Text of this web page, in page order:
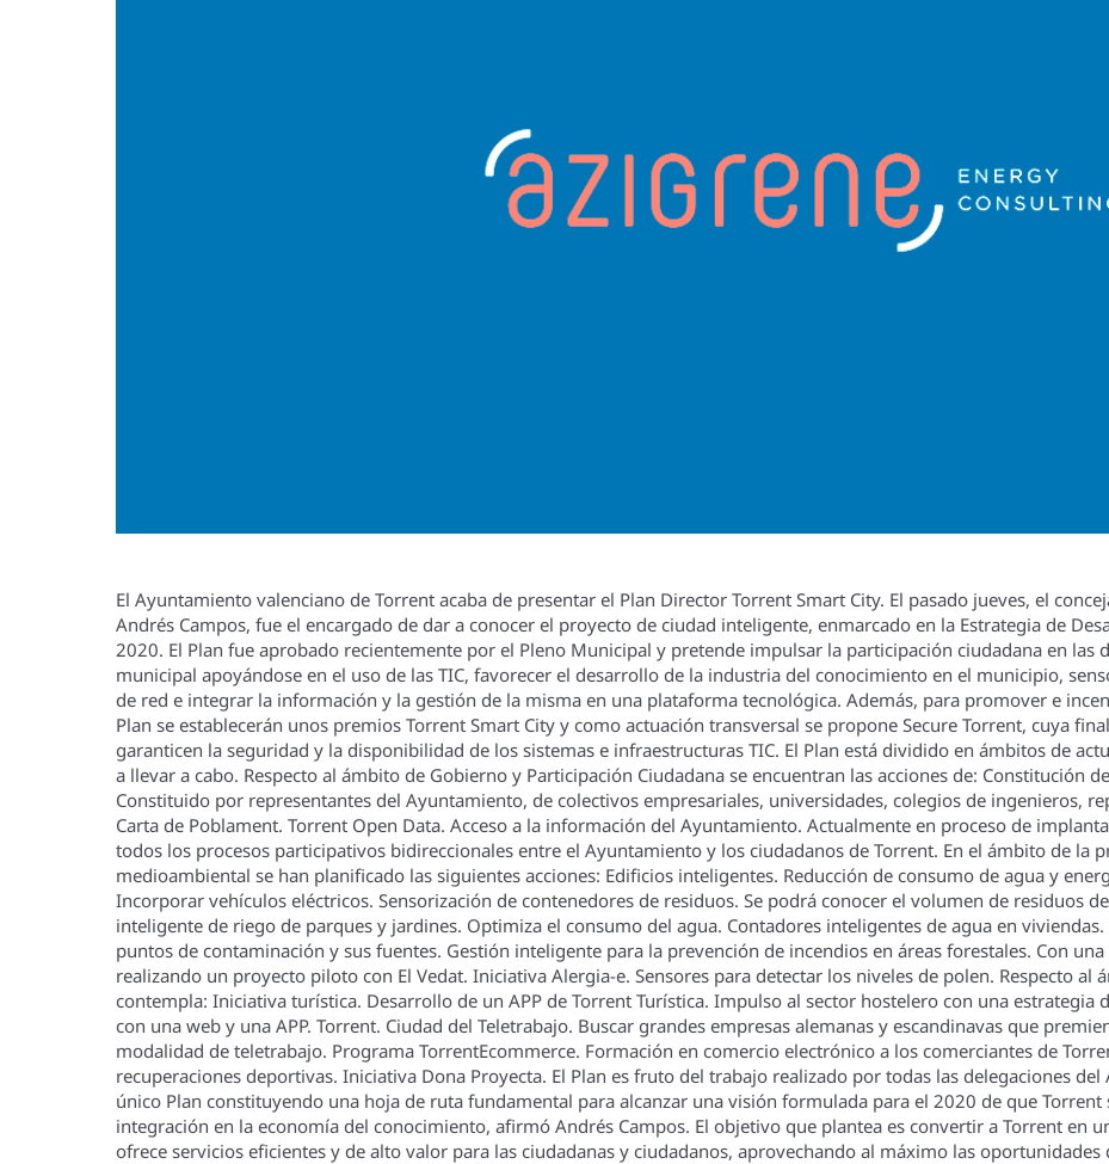
El Ayuntamiento valenciano de Torrent acaba de presentar el Plan Director Torrent Smart City. El pasado jueves, el
Andrés Campos, fue el encargado de dar a conocer el proyecto de ciudad inteligente, enmarcado en la Estrategia de
2020. El Plan fue aprobado recientemente por el Pleno Municipal y pretende impulsar la participación ciudadana en las
municipal apoyándose en el uso de las TIC, favorecer el desarrollo de la industria del conocimiento en el municipio,
de red e integrar la información y la gestión de la misma en una plataforma tecnológica. Además, para promover e
Plan se establecerán unos premios Torrent Smart City y como actuación transversal se propone Secure Torrent, cuya
garanticen la seguridad y la disponibilidad de los sistemas e infraestructuras TIC. El Plan está dividido en ámbitos de
a llevar a cabo. Respecto al ámbito de Gobierno y Participación Ciudadana se encuentran las acciones de: Constitución
Constituido por representantes del Ayuntamiento, de colectivos empresariales, universidades, colegios de ingenieros,
Carta de Poblament. Torrent Open Data. Acceso a la información del Ayuntamiento. Actualmente en proceso de
todos los procesos participativos bidireccionales entre el Ayuntamiento y los ciudadanos de Torrent. En el ámbito de la
medioambiental se han planificado las siguientes acciones: Edificios inteligentes. Reducción de consumo de agua y
Incorporar vehí­culos eléctricos. Sensorización de contenedores de residuos. Se podrá conocer el volumen de residuos
inteligente de riego de parques y jardines. Optimiza el consumo del agua. Contadores inteligentes de agua en
puntos de contaminación y sus fuentes. Gestión inteligente para la prevención de incendios en áreas forestales. Con
realizando un proyecto piloto con El Vedat. Iniciativa Alergia-e. Sensores para detectar los niveles de polen. Respecto al
contempla: Iniciativa turí­stica. Desarrollo de un APP de Torrent Turí­stica. Impulso al sector hostelero con una estrategia
con una web y una APP. Torrent. Ciudad del Teletrabajo. Buscar grandes empresas alemanas y escandinavas que
modalidad de teletrabajo. Programa TorrentEcommerce. Formación en comercio electrónico a los comerciantes de
recuperaciones deportivas. Iniciativa Dona Proyecta. El Plan es fruto del trabajo realizado por todas las delegaciones
único Plan constituyendo una hoja de ruta fundamental para alcanzar una visión formulada para el 2020 de que
integración en la economí­a del conocimiento, afirmó Andrés Campos. El objetivo que plantea es convertir a Torrent en
ofrece servicios eficientes y de alto valor para las ciudadanas y ciudadanos, aprovechando al máximo las